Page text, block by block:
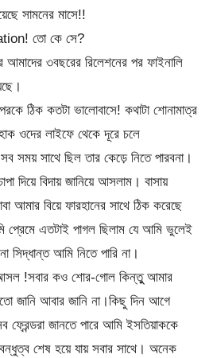
সামনের মাসে!!
তো কে সে?
৩বছরের রিলেশনের পর ফাইনালি
ঠিক কতটা ভালোবাসে! কথাটা শোনামাত্র
ওদের লাইফে থেকে দূরে চলে
সময় সাথে ছিল তার কেড়ে নিতে পারবনা।
দিয়ে বিদায় জানিয়ে আসলাম। বাসায়
আমার বিয়ে ফারহানের সাথে ঠিক করেছে
প্রেমে এতটাই পাগল ছিলাম যে আমি ভুলেই
সিদ্ধান্ত আমি নিতে পারি না।
আসল !সবার কও শোর-গোল কিন্তুু আমার
জানি আবার জানি না।কিছু দিন আগে
ফ্রেন্ডরা জানতে পারে আমি ইসতিয়াককে
শেষ হয়ে যায় সবার সাথে। অনেক